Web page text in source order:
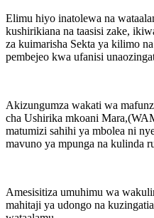
Elimu hiyo inatolewa na
kushirikiana na taasisi zake,
za kuimarisha Sekta ya kilimo
pembejeo kwa ufanisi
Akizungumza wakati wa
cha Ushirika mkoani
matumizi sahihi ya mbolea ni
mavuno ya mpunga na kulinda
Amesisitiza umuhimu wa
mahitaji ya udongo na